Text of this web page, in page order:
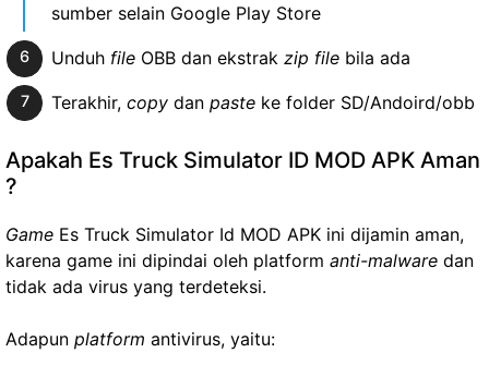
sumber selain Google Play Store
Unduh fileOBB dan ekstrak zip filebila ada
Terakhir, copydanpasteke folder SD/Andoird/obb
Apakah Es Truck Simulator ID MOD APK Aman
?
Game Es Truck Simulator Id MOD APK ini dijamin aman,
karena game ini dipindai oleh platform anti-malware dan
tidak ada virus yang terdeteksi.
Adapun platform antivirus, yaitu: